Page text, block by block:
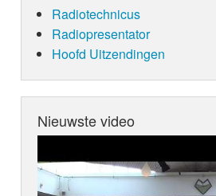
Radiotechnicus
Radiopresentator
Hoofd Uitzendingen
Nieuwste video